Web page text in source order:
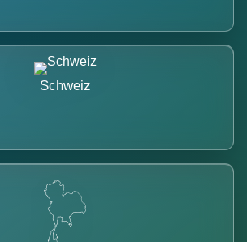
Schweiz